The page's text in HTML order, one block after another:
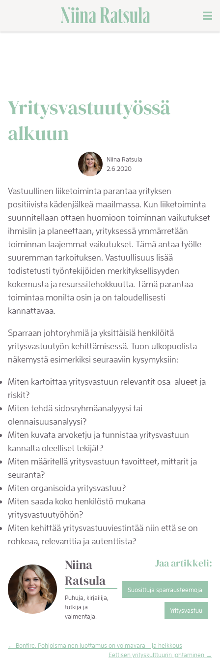
Yritysvastuutyössä
alkuun
Niina Ratsula
2.6.2020
Vastuullinen liiketoiminta parantaa yrityksen
positiivista kädenjälkeä maailmassa. Kun liiketoiminta
suunnitellaan ottaen huomioon toiminnan vaikutukset
ihmisiin ja planeettaan, yrityksessä ymmärretään
toiminnan laajemmat vaikutukset. Tämä antaa työlle
suuremman tarkoituksen. Vastuullisuus lisää
todistetusti työntekijöiden merkityksellisyyden
kokemusta ja resurssitehokkuutta. Tämä parantaa
toimintaa monilta osin ja on taloudellisesti
kannattavaa.
Sparraan johtoryhmiä ja yksittäisiä henkilöitä
yritysvastuutyön kehittämisessä. Tuon ulkopuolista
näkemystä esimerkiksi seuraaviin kysymyksiin:
Miten kartoittaa yritysvastuun relevantit osa-alueet ja
riskit?
Miten tehdä sidosryhmäanalyyysi tai
olennaisuusanalyysi?
Miten kuvata arvoketju ja tunnistaa yritysvastuun
kannalta oleelliset tekijät?
Miten määritellä yritysvastuun tavoitteet, mittarit ja
seuranta?
Miten organisoida yritysvastuu?
Miten saada koko henkilöstö mukana
yritysvastuutyöhön?
Miten kehittää yritysvastuuviestintää niin että se on
rohkeaa, relevanttia ja autenttista?
Niina
Ratsula
Puhuja, kirjailija,
tutkija ja
valmentaja.
Jaa artikkeli:
Twitter
LinkedIn
Sähköposti
Suosittuja sparrausteemoja
Yritysvastuu
Artikkelien
← Bonfire: Pohjoismainen luottamus on voimavara – ja heikkous
Eettisen yrityskulttuurin johtaminen →